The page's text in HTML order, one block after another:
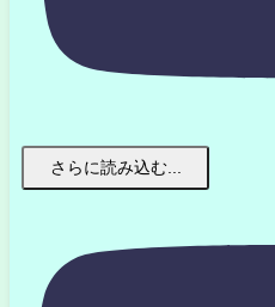
さらに読み込む...